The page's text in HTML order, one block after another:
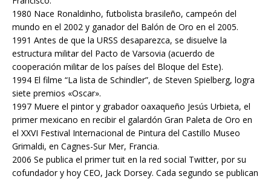
1980 Nace Ronaldinho, futbolista brasileño, campeón del
mundo en el 2002 y ganador del Balón de Oro en el 2005.
1991 Antes de que la URSS desaparezca, se disuelve la
estructura militar del Pacto de Varsovia (acuerdo de
cooperación militar de los países del Bloque del Este).
1994 El filme “La lista de Schindler”, de Steven Spielberg, logra
siete premios «Oscar».
1997 Muere el pintor y grabador oaxaqueño Jesús Urbieta, el
primer mexicano en recibir el galardón Gran Paleta de Oro en
el XXVI Festival Internacional de Pintura del Castillo Museo
Grimaldi, en Cagnes-Sur Mer, Francia.
2006 Se publica el primer tuit en la red social Twitter, por su
cofundador y hoy CEO, Jack Dorsey. Cada segundo se publican